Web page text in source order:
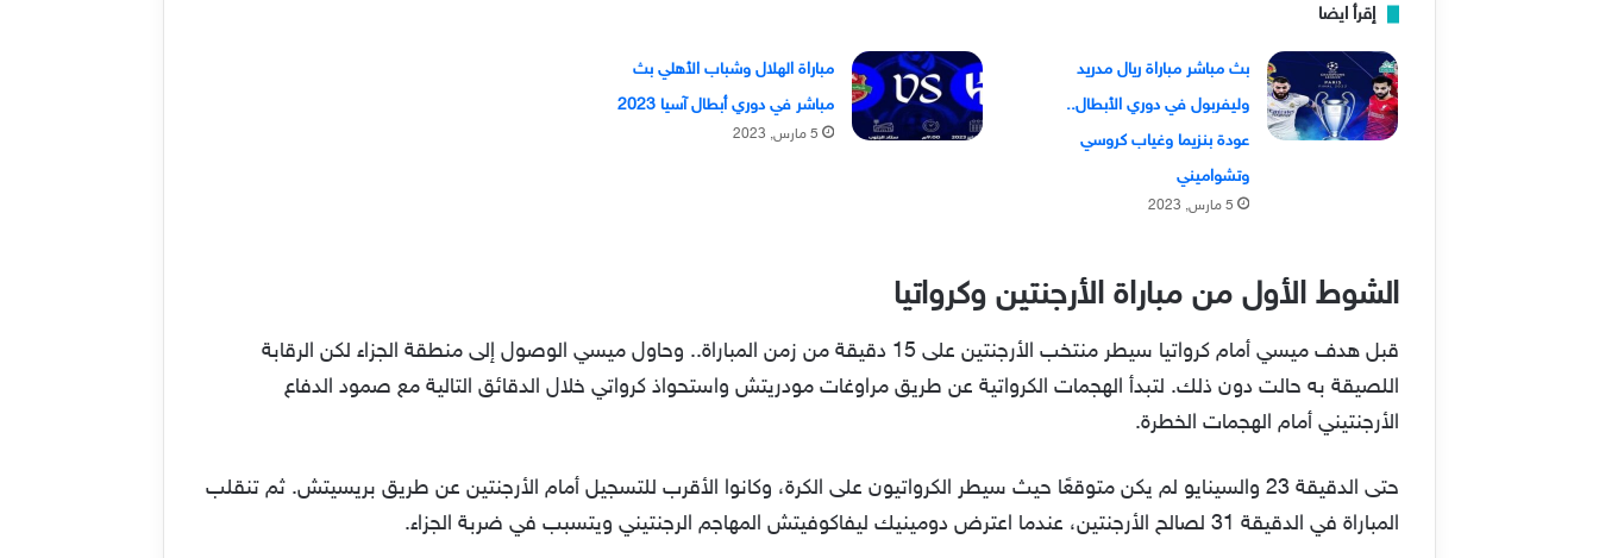
إقرأ ايضا
بث مباشر مباراة ريال مدريد
وليفربول في دوري الأبطال..
عودة بنزيما وغياب كروسي
وتشواميني
5 مارس, 2023
مباراة الهلال وشباب الأهلي بث
مباشر في دوري أبطال آسيا 2023
5 مارس, 2023
الشوط الأول من مباراة الأرجنتين وكرواتيا
قبل هدف ميسي أمام كرواتيا سيطر منتخب الأرجنتين على 15 دقيقة من زمن المباراة.. وحاول ميسي الوصول إلى منطقة الجزاء لكن الرقابة
اللصيقة به حالت دون ذلك. لتبدأ الهجمات الكرواتية عن طريق مراوغات مودريتش واستحواذ كرواتي خلال الدقائق التالية مع صمود الدفاع
الأرجنتيني أمام الهجمات الخطرة.
حتى الدقيقة 23 والسينايو لم يكن متوقعًا حيث سيطر الكرواتيون على الكرة، وكانوا الأقرب للتسجيل أمام الأرجنتين عن طريق بريسيتش. ثم تنقلب
المباراة في الدقيقة 31 لصالح الأرجنتين، عندما اعترض دومينيك ليفاكوفيتش المهاجم الرجنتيني ويتسبب في ضربة الجزاء.